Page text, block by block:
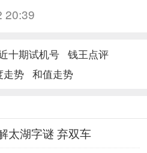
20:39
十期试机号
钱王点评
走势 和值走势
太湖字谜 弃双车